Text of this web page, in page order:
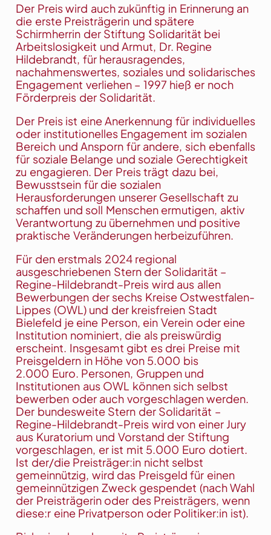
Der Preis wird auch zukünftig in Erinnerung an
die erste Preisträgerin und spätere
Schirmherrin der Stiftung Solidarität bei
Arbeitslosigkeit und Armut, Dr. Regine
Hildebrandt, für herausragendes,
nachahmenswertes, soziales und solidarisches
Engagement verliehen – 1997 hieß er noch
Förderpreis der Solidarität.
Der Preis ist eine Anerkennung für individuelles
oder institutionelles Engagement im sozialen
Bereich und Ansporn für andere, sich ebenfalls
für soziale Belange und soziale Gerechtigkeit
zu engagieren. Der Preis trägt dazu bei,
Bewusstsein für die sozialen
Herausforderungen unserer Gesellschaft zu
schaffen und soll Menschen ermutigen, aktiv
Verantwortung zu übernehmen und positive
praktische Veränderungen herbeizuführen.
Für den erstmals 2024 regional
ausgeschriebenen Stern der Solidarität –
Regine-Hildebrandt-Preis wird aus allen
Bewerbungen der sechs Kreise Ostwestfalen-
Lippes (OWL) und der kreisfreien Stadt
Bielefeld je eine Person, ein Verein oder eine
Institution nominiert, die als preiswürdig
erscheint. Insgesamt gibt es drei Preise mit
Preisgeldern in Höhe von 5.000 bis
2.000 Euro. Personen, Gruppen und
Institutionen aus OWL können sich selbst
bewerben oder auch vorgeschlagen werden.
Der bundesweite Stern der Solidarität –
Regine-Hildebrandt-Preis wird von einer Jury
aus Kuratorium und Vorstand der Stiftung
vorgeschlagen, er ist mit 5.000 Euro dotiert.
Ist der/die Preisträger:in nicht selbst
gemeinnützig, wird das Preisgeld für einen
gemeinnützigen Zweck gespendet (nach Wahl
der Preisträgerin oder des Preisträgers, wenn
diese:r eine Privatperson oder Politiker:in ist).